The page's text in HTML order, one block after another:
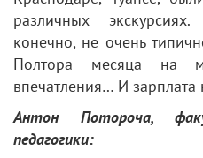
различных
конечно, не очень
Полтора месяца на
впечатления… И зарплата
Антон Потороча,
педагогики: